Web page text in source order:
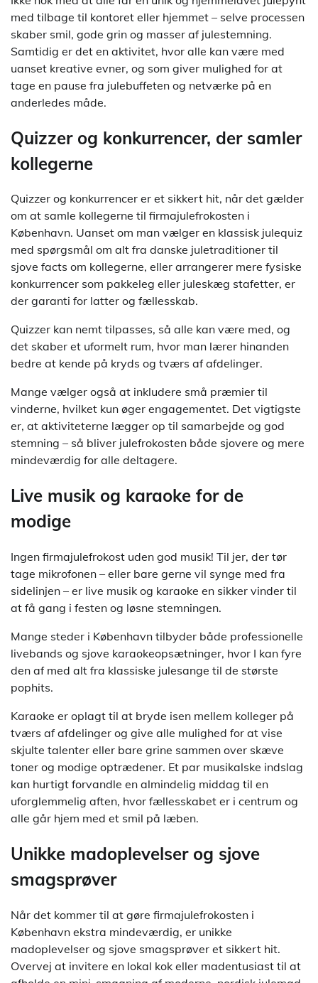
med tilbage til kontoret eller hjemmet – selve processen
skaber smil, gode grin og masser af julestemning.
Samtidig er det en aktivitet, hvor alle kan være med
uanset kreative evner, og som giver mulighed for at
tage en pause fra julebuffeten og netværke på en
anderledes måde.
Quizzer og konkurrencer, der samler
kollegerne
Quizzer og konkurrencer er et sikkert hit, når det gælder
om at samle kollegerne til firmajulefrokosten i
København. Uanset om man vælger en klassisk julequiz
med spørgsmål om alt fra danske juletraditioner til
sjove facts om kollegerne, eller arrangerer mere fysiske
konkurrencer som pakkeleg eller juleskæg stafetter, er
der garanti for latter og fællesskab.
Quizzer kan nemt tilpasses, så alle kan være med, og
det skaber et uformelt rum, hvor man lærer hinanden
bedre at kende på kryds og tværs af afdelinger.
Mange vælger også at inkludere små præmier til
vinderne, hvilket kun øger engagementet. Det vigtigste
er, at aktiviteterne lægger op til samarbejde og god
stemning – så bliver julefrokosten både sjovere og mere
mindeværdig for alle deltagere.
Live musik og karaoke for de
modige
Ingen firmajulefrokost uden god musik! Til jer, der tør
tage mikrofonen – eller bare gerne vil synge med fra
sidelinjen – er live musik og karaoke en sikker vinder til
at få gang i festen og løsne stemningen.
Mange steder i København tilbyder både professionelle
livebands og sjove karaokeopsætninger, hvor I kan fyre
den af med alt fra klassiske julesange til de største
pophits.
Karaoke er oplagt til at bryde isen mellem kolleger på
tværs af afdelinger og give alle mulighed for at vise
skjulte talenter eller bare grine sammen over skæve
toner og modige optrædener. Et par musikalske indslag
kan hurtigt forvandle en almindelig middag til en
uforglemmelig aften, hvor fællesskabet er i centrum og
alle går hjem med et smil på læben.
Unikke madoplevelser og sjove
smagsprøver
Når det kommer til at gøre firmajulefrokosten i
København ekstra mindeværdig, er unikke
madoplevelser og sjove smagsprøver et sikkert hit.
Overvej at invitere en lokal kok eller madentusiast til at